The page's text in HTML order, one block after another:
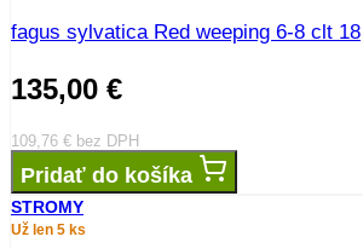
fagus sylvatica Red weeping 6-8 clt 18
135,00 €
109,76 € bez DPH
Pridať do košíka
STROMY
Už len 5 ks